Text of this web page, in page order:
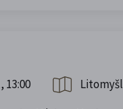
13:00
Litomyšl